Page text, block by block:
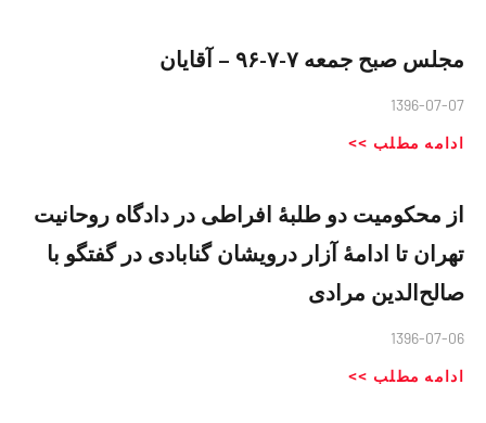
مجلس صبح جمعه ۷-٧-٩۶ – آقایان
1396-07-07
ادامه مطلب >>
از محکومیت دو طلبهٔ افراطی در دادگاه روحانیت
تهران تا ادامهٔ آزار درویشان گنابادی در گفتگو با
صالح‌الدین مرادی
1396-07-06
ادامه مطلب >>